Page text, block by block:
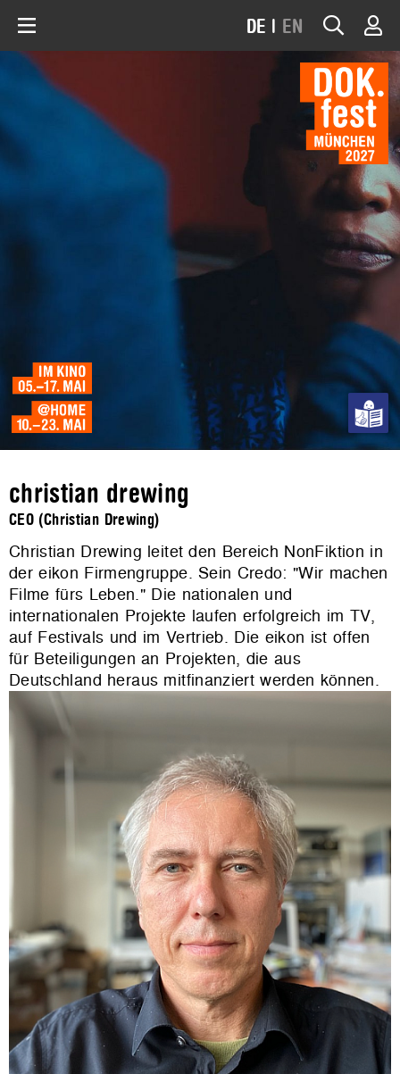
DE | EN
christian drewing
CEO (Christian Drewing)
Christian Drewing leitet den Bereich NonFiktion in
der eikon Firmengruppe. Sein Credo: "Wir machen
Filme fürs Leben." Die nationalen und
internationalen Projekte laufen erfolgreich im TV,
auf Festivals und im Vertrieb. Die eikon ist offen
für Beteiligungen an Projekten, die aus
Deutschland heraus mitfinanziert werden können.